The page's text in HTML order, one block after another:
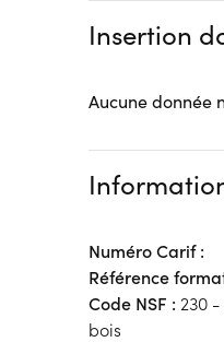
Insertion
Aucune donnée
Numéro Carif :
Référence
Code NSF : 230
bois